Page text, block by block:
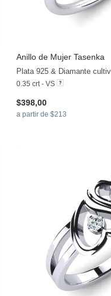
Anillo de Mujer Tasenka
Plata 925 & Diamante
0.35 crt - VS
$398,00
a partir de $213